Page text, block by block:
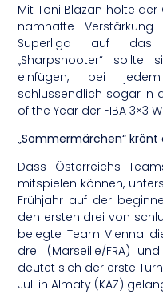
Mit Toni Blazan holte
namhafte
Superliga auf das
„Sharpshooter“ sollte
einfügen, bei
schlussendlich sogar in
of the Year der FIBA 3×3
„Sommermärchen“
Dass Österreichs
mitspielen können,
Frühjahr auf der
den ersten drei von
belegte Team Vienna
drei (Marseille/FRA)
deutet sich der erste
Juli in Almaty (KAZ)